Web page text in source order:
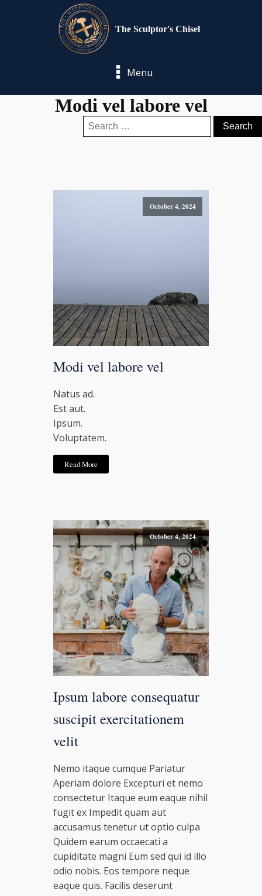
The Sculptor's Chisel
Menu
Modi vel labore vel
Search
for:
October 4, 2024
Modi vel labore vel
Natus ad.
Est aut.
Ipsum.
Voluptatem.
Read More
October 4, 2024
Ipsum labore consequatur
suscipit exercitationem
velit
Nemo itaque cumque Pariatur
Aperiam dolore Excepturi et nemo
consectetur Itaque eum eaque nihil
fugit ex Impedit quam aut
accusamus tenetur ut optio culpa
Quidem earum occaecati a
cupiditate magni Eum sed qui id illo
odio nobis. Eos tempore neque
eaque quis. Facilis deserunt